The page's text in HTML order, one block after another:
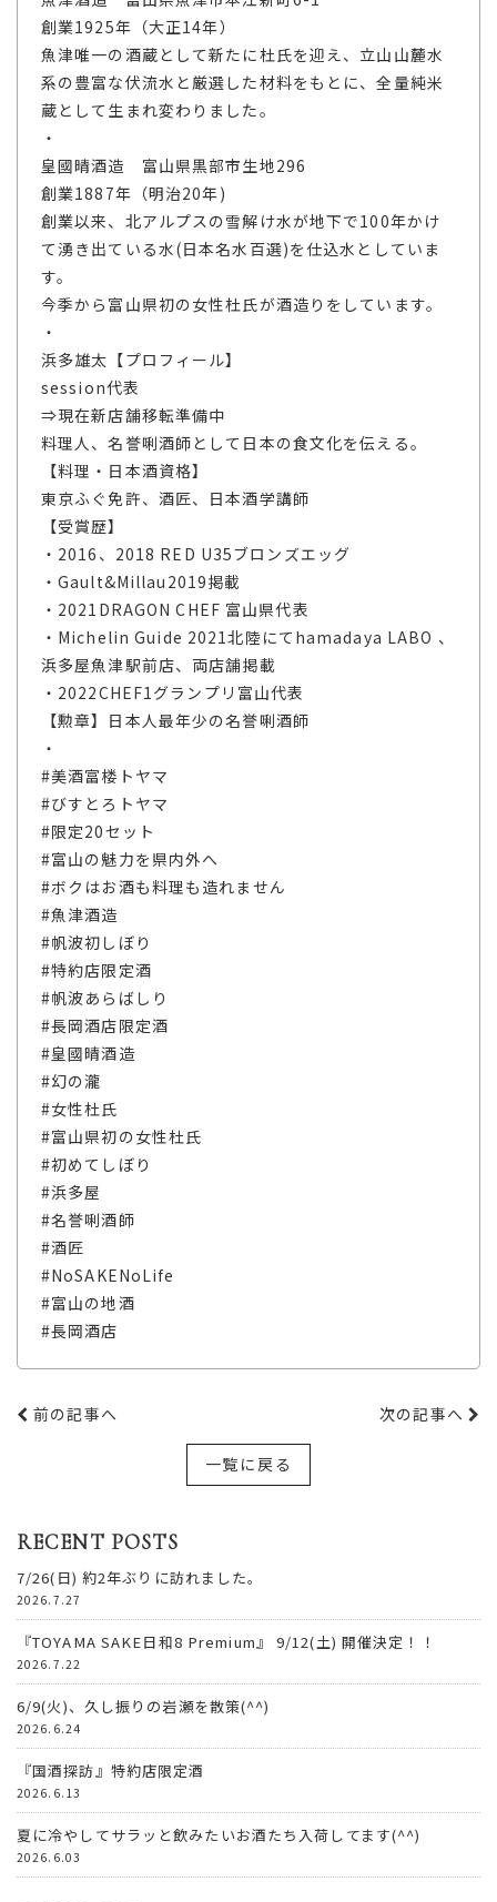
RECENT POSTS
7/26(日) 約2年ぶりに訪れました。
2026.7.27
『TOYAMA SAKE日和8 Premium』 9/12(土) 開催決定！！
2026.7.22
6/9(火)、久し振りの岩瀬を散策(^^)
2026.6.24
『国酒探訪』特約店限定酒
2026.6.13
夏に冷やしてサラッと飲みたいお酒たち入荷してます(^^)
2026.6.03
創業1925年（大正14年）
魚津唯一の酒蔵として新たに杜氏を迎え、立山山麓水
系の豊富な伏流水と厳選した材料をもとに、全量純米
蔵として生まれ変わりました。
・
皇國晴酒造 富山県黒部市生地296
創業1887年（明治20年)
創業以来、北アルプスの雪解け水が地下で100年かけ
て湧き出ている水(日本名水百選)を仕込水としていま
す。
今季から富山県初の女性杜氏が酒造りをしています。
・
浜多雄太【プロフィール】
session代表
⇒現在新店舗移転準備中
料理人、名誉唎酒師として日本の食文化を伝える。
【料理・日本酒資格】
東京ふぐ免許、酒匠、日本酒学講師
【受賞歴】
・2016、2018 RED U35ブロンズエッグ
・Gault&Millau2019掲載
・2021DRAGON CHEF 富山県代表
・Michelin Guide 2021北陸にてhamadaya LABO 、
浜多屋魚津駅前店、両店舗掲載
・2022CHEF1グランプリ富山代表
【勲章】日本人最年少の名誉唎酒師
・
#美酒富楼トヤマ
#びすとろトヤマ
#限定20セット
#富山の魅力を県内外へ
#ボクはお酒も料理も造れません
#魚津酒造
#帆波初しぼり
#特約店限定酒
#帆波あらばしり
#長岡酒店限定酒
#皇國晴酒造
#幻の瀧
#女性杜氏
#富山県初の女性杜氏
#初めてしぼり
#浜多屋
#名誉唎酒師
#酒匠
#NoSAKENoLife
#富山の地酒
#長岡酒店
前の記事へ 次の記事へ
一覧に戻る